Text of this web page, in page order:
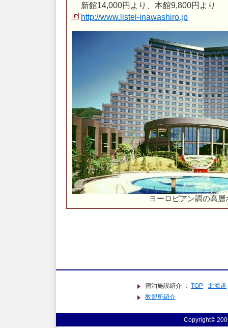
新館14,000円より、本館9,800円より
http://www.listel-inawashiro.jp
ヨーロピアン調の高層
宿泊施設紹介 ： TOP - 北海道
教習所紹介
Copyright©